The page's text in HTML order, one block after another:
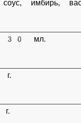
соус, имбирь,
30 мл.